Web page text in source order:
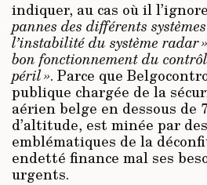
indiquer, au cas où il
pannes des différents
l’instabilité du système radar »
bon fonctionnement du
péril ». Parce que
publique chargée de la
aérien belge en dessous de
d’altitude, est minée par
emblématiques de la
endetté finance mal ses
urgents.